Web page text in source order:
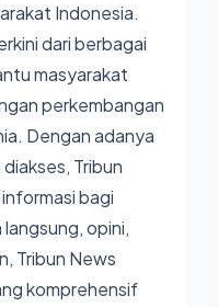
Indonesia.
dari berbagai
masyarakat
perkembangan
Dengan adanya
Tribun
bagi
opini,
Tribun News
komprehensif